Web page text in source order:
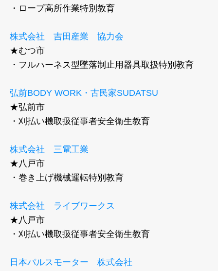
・ロープ高所作業特別教育
株式会社 吉田産業 協力会
★むつ市
・フルハーネス型墜落制止用器具取扱特別教育
弘前BODY WORK・古民家SUDATSU
★弘前市
・刈払い機取扱従事者安全衛生教育
株式会社 三電工業
★八戸市
・巻き上げ機械運転特別教育
株式会社 ライブワークス
★八戸市
・刈払い機取扱従事者安全衛生教育
日本パルスモーター 株式会社